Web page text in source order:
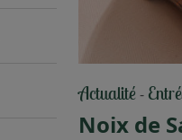
Actualité -
Noix de